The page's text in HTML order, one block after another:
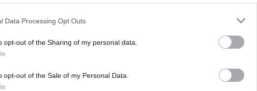
Data Processing Opt Outs
opt-out of the Sharing of my personal data.
opt-out of the Sale of my Personal Data.